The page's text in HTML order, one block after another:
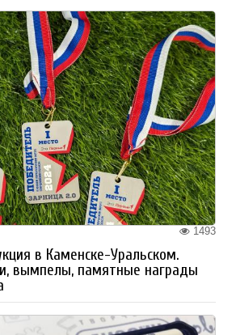
1493
в Каменске-Уральском.
вымпелы, памятные награды